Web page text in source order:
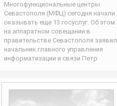
Многофункциональные центры
Севастополя (МФЦ) сегодня начали
оказывать еще 13 госуслуг. Об этом
на аппаратном совещании в
правительстве Севастополя заявил
начальник главного управления
информатизации и связи Петр